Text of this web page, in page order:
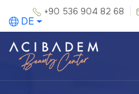
+90 536 904 82 68
DE